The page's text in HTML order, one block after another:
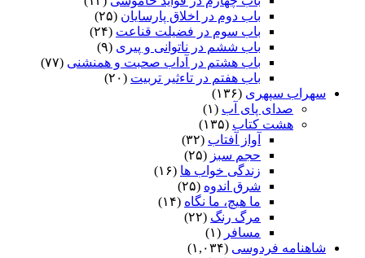
باب دوم در اخلاق پارسایان (۲۵)
باب سوم در فضیلت قناعت (۲۴)
باب ششم در ناتوانى و پیرى (۹)
باب هشتم در آداب صحبت و همنشنى (۷۷)
باب هفتم در تاءثیر تربیت (۲۰)
سهراب سپهری (۱۳۶)
صدای پای آب (۱)
هشت کتاب (۱۳۵)
آواز آفتاب (۳۲)
حجم سبز (۲۵)
زندگی خواب ها (۱۶)
شرق اندوه (۲۵)
ما هیچ، ما نگاه (۱۴)
مرگ رنگ (۲۲)
مسافر (۱)
شاهنامه فردوسی (۱,۰۳۴)